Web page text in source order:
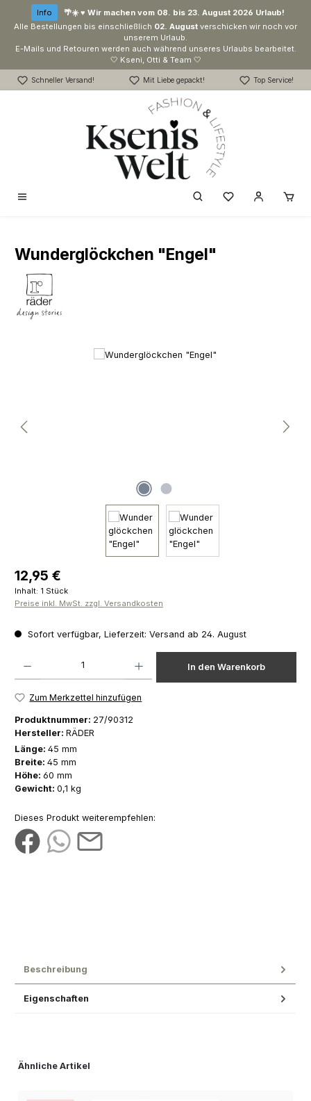
Zum Hauptinhalt springen
Info
🌴☀️ ♥ Wir machen vom 08. bis 23. August 2026 Urlaub!
Alle Bestellungen bis einschließlich 02. August verschicken wir noch vor
unserem Urlaub.
E-Mails und Retouren werden auch während unseres Urlaubs bearbeitet.
🤍 Kseni, Otti & Team 🤍
Schneller Versand! Mit Liebe gepackt! Top Service!
Du hast 0
Wunderglöckchen "Engel"
Bildergalerie überspringen
Regulärer Preis:
12,95 €
Inhalt: 1 Stück
Preise inkl. MwSt. zzgl. Versandkosten
Sofort verfügbar, Lieferzeit: Versand ab 24. August
In den Warenkorb
Zum Merkzettel hinzufügen
Produktnummer: 27/90312
Hersteller: RÄDER
Länge: 45 mm
Breite: 45 mm
Höhe: 60 mm
Gewicht: 0,1 kg
Dieses Produkt weiterempfehlen:
Beschreibung
Eigenschaften
Produktgalerie überspringen
Ähnliche Artikel